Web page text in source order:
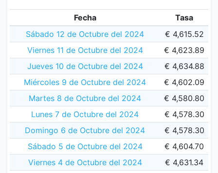
Fecha
Tasa
Sábado 12 de Octubre del 2024
€ 4,615.52
Viernes 11 de Octubre del 2024
€ 4,623.89
Jueves 10 de Octubre del 2024
€ 4,634.88
Miércoles 9 de Octubre del 2024
€ 4,602.09
Martes 8 de Octubre del 2024
€ 4,580.80
Lunes 7 de Octubre del 2024
€ 4,578.30
Domingo 6 de Octubre del 2024
€ 4,578.30
Sábado 5 de Octubre del 2024
€ 4,604.70
Viernes 4 de Octubre del 2024
€ 4,631.34